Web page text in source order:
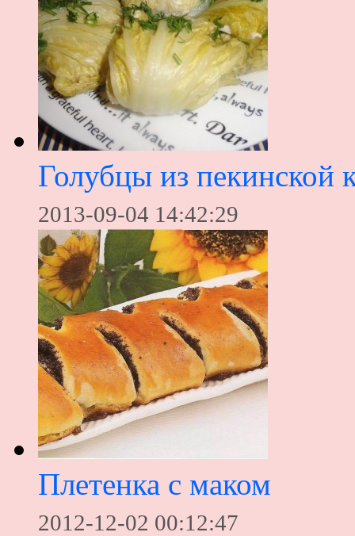
Голубцы из пекинской
2013-09-04 14:42:29
Плетенка с маком
2012-12-02 00:12:47